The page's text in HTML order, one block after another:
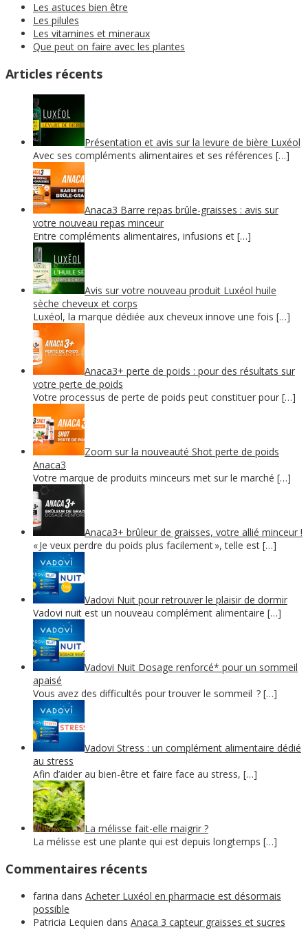
Les astuces bien être
Les pilules
Les vitamines et mineraux
Que peut on faire avec les plantes
Articles récents
Présentation et avis sur la levure de bière Luxéol
Avec ses compléments alimentaires et ses références […]
Anaca3 Barre repas brûle-graisses : avis sur
votre nouveau repas minceur
Entre compléments alimentaires, infusions et […]
Avis sur votre nouveau produit Luxéol huile
sèche cheveux et corps
Luxéol, la marque dédiée aux cheveux innove une fois […]
Anaca3+ perte de poids : pour des résultats sur
votre perte de poids
Votre processus de perte de poids peut constituer pour […]
Zoom sur la nouveauté Shot perte de poids
Anaca3
Votre marque de produits minceurs met sur le marché […]
Anaca3+ brûleur de graisses, votre allié minceur !
« Je veux perdre du poids plus facilement », telle est […]
Vadovi Nuit pour retrouver le plaisir de dormir
Vadovi nuit est un nouveau complément alimentaire […]
Vadovi Nuit Dosage renforcé* pour un sommeil
apaisé
Vous avez des difficultés pour trouver le sommeil ? […]
Vadovi Stress : un complément alimentaire dédié
au stress
Afin d’aider au bien-être et faire face au stress, […]
La mélisse fait-elle maigrir ?
La mélisse est une plante qui est depuis longtemps […]
Commentaires récents
farina dans Acheter Luxéol en pharmacie est désormais
possible
Patricia Lequien dans Anaca 3 capteur graisses et sucres